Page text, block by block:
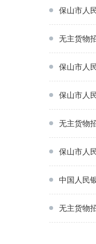
保山市人
无主货物
保山市人
保山市人
无主货物
保山市人
中国人民
无主货物